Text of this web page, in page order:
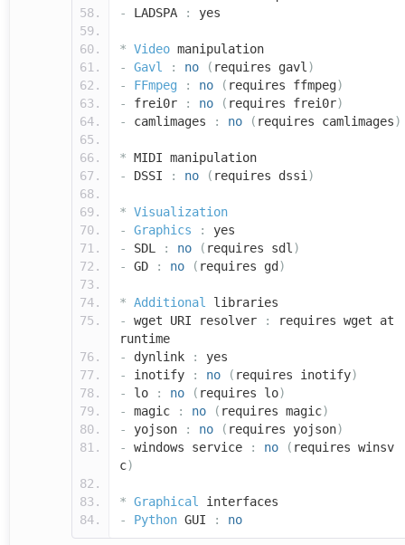
-
LADSPA : yes
* Video manipulation
-
Gavl : no ( requires gavl)
-
FFmpeg : no ( requires ffmpeg)
-
frei0r : no ( requires frei0r)
-
camlimages : no ( requires camlimages)
* MIDI manipulation
-
DSSI : no ( requires dssi)
* Visualization
-
Graphics :
yes
-
SDL : no ( requires sdl)
-
GD : no ( requires gd )
* Additional libraries
-
wget URI resolver :
requires wget at
runtime
-
dynlink :
yes
-
inotify : no ( requires inotify)
-
lo : no ( requires lo)
-
magic : no ( requires magic)
-
yojson : no ( requires yojson)
-
windows service : no ( requires winsv
c)
* Graphical interfaces
-
Python GUI : no